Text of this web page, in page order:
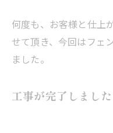
何度も、お客様と仕上
せて頂き、今回はフェ
ました。
工事が完了しまし